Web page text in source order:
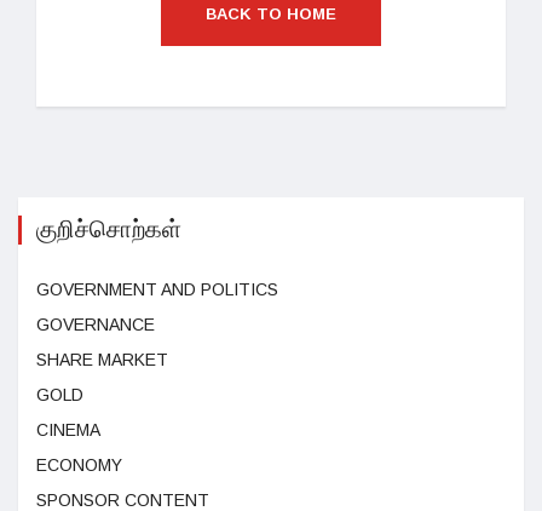
BACK TO HOME
குறிச்சொற்கள்
GOVERNMENT AND POLITICS
GOVERNANCE
SHARE MARKET
GOLD
CINEMA
ECONOMY
SPONSOR CONTENT